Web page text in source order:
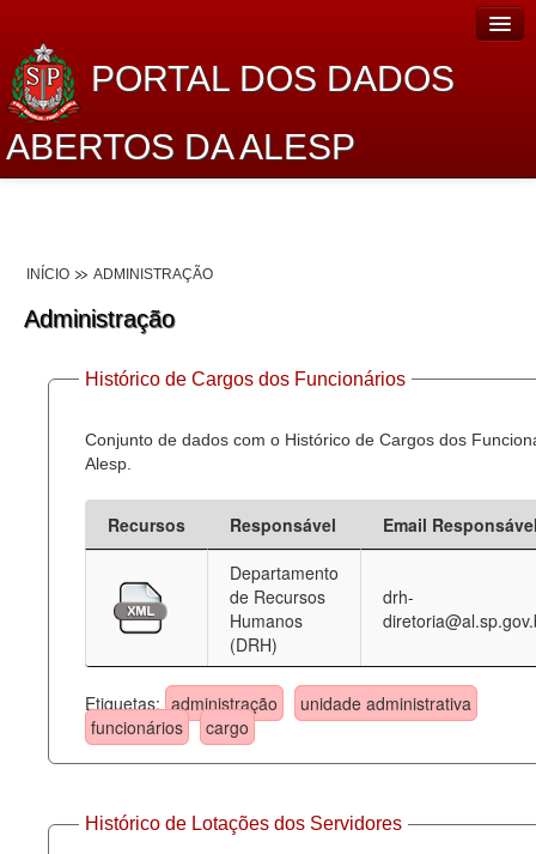
PORTAL DOS DADOS
ABERTOS DA ALESP
Dados Abertos Alesp
Lei de Acesso à Informação
Dados Governamentais Abertos
Planejamento
Catálogo de dados
Processo Legislativo
Administração
Legislação
Agenda
Perguntas frequentes
Contato
INÍCIO ADMINISTRAÇÃO
Administração
Histórico de Cargos dos Funcionários
Conjunto de dados com o Histórico de Cargos dos
Alesp.
Recursos Responsável
Email
Departamento
de Recursos
Humanos
(DRH)
drh-
Etiquetas: administração
unidade administrativa
funcionários
cargo
Histórico de Lotações dos Servidores